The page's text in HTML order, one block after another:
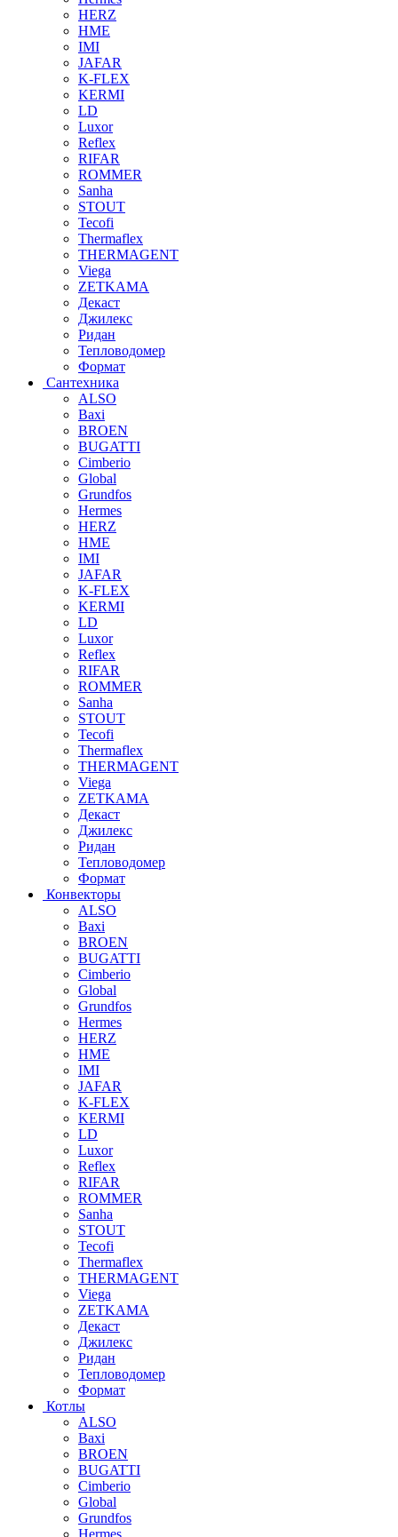
HERZ
HME
IMI
JAFAR
K-FLEX
KERMI
LD
Luxor
Reflex
RIFAR
ROMMER
Sanha
STOUT
Tecofi
Thermaflex
THERMAGENT
Viega
ZETKAMA
Декаст
Джилекс
Ридан
Тепловодомер
Формат
Сантехника
ALSO
Baxi
BROEN
BUGATTI
Cimberio
Global
Grundfos
Hermes
HERZ
HME
IMI
JAFAR
K-FLEX
KERMI
LD
Luxor
Reflex
RIFAR
ROMMER
Sanha
STOUT
Tecofi
Thermaflex
THERMAGENT
Viega
ZETKAMA
Декаст
Джилекс
Ридан
Тепловодомер
Формат
Конвекторы
ALSO
Baxi
BROEN
BUGATTI
Cimberio
Global
Grundfos
Hermes
HERZ
HME
IMI
JAFAR
K-FLEX
KERMI
LD
Luxor
Reflex
RIFAR
ROMMER
Sanha
STOUT
Tecofi
Thermaflex
THERMAGENT
Viega
ZETKAMA
Декаст
Джилекс
Ридан
Тепловодомер
Формат
Котлы
ALSO
Baxi
BROEN
BUGATTI
Cimberio
Global
Grundfos
Hermes